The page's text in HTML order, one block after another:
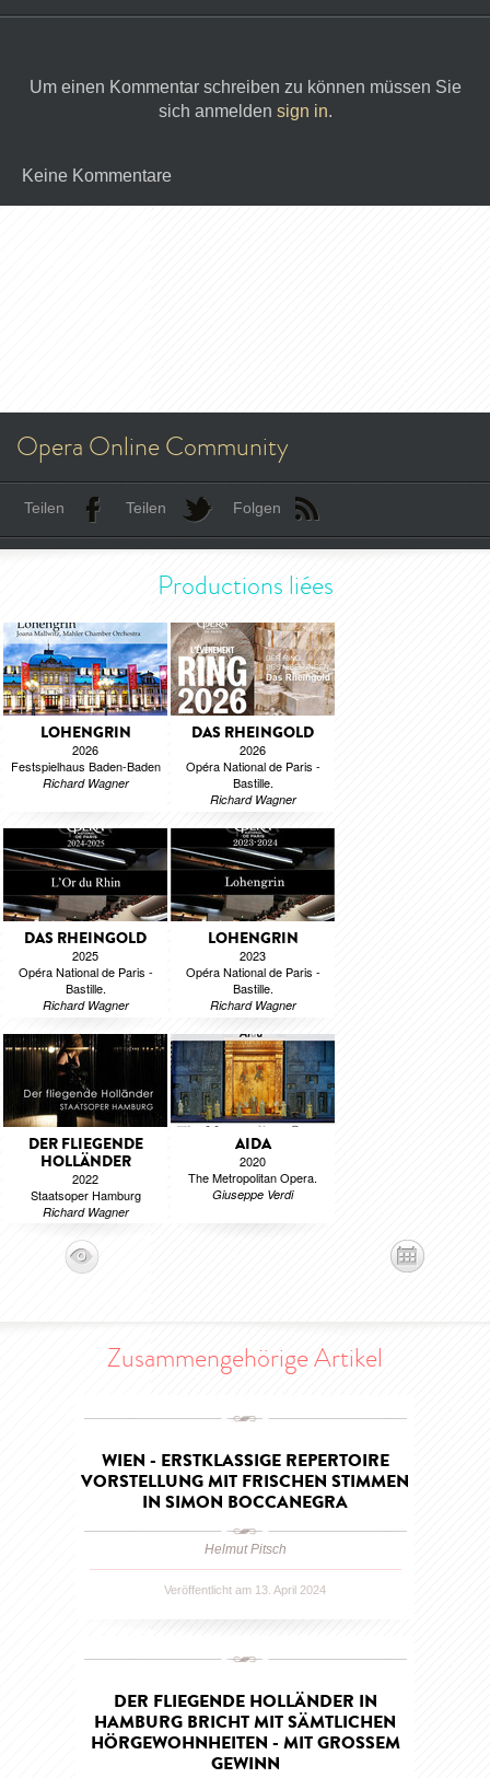
Um einen Kommentar schreiben zu können müssen Sie
sich anmelden sign in.
Keine Kommentare
Opera Online Community
Teilen Teilen Folgen
Productions liées
LOHENGRIN
2026
Festspielhaus Baden-Baden
Richard Wagner
DAS RHEINGOLD
2026
Opéra National de Paris -
Bastille.
Richard Wagner
DAS RHEINGOLD
2025
Opéra National de Paris -
Bastille.
Richard Wagner
LOHENGRIN
2023
Opéra National de Paris -
Bastille.
Richard Wagner
DER FLIEGENDE
HOLLÄNDER
2022
Staatsoper Hamburg
Richard Wagner
AIDA
2020
The Metropolitan Opera.
Giuseppe Verdi
Zusammengehörige Artikel
WIEN - ERSTKLASSIGE REPERTOIRE
VORSTELLUNG MIT FRISCHEN STIMMEN
IN SIMON BOCCANEGRA
Helmut Pitsch
Veröffentlicht am 13. April 2024
DER FLIEGENDE HOLLÄNDER IN
HAMBURG BRICHT MIT SÄMTLICHEN
HÖRGEWOHNHEITEN - MIT GROSSEM G
EWINN